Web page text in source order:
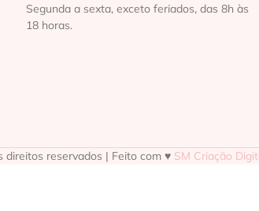
Segunda a sexta, exceto feriados, das 8h às
18 horas.
reservados | Feito com ♥ SM Criação